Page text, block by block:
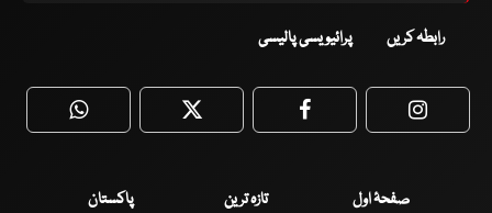
رابطہ کریں پرائیویسی پالیسی
WhatsApp Twitter Facebook
صفحۂ اول تازہ ترین
پاکستان